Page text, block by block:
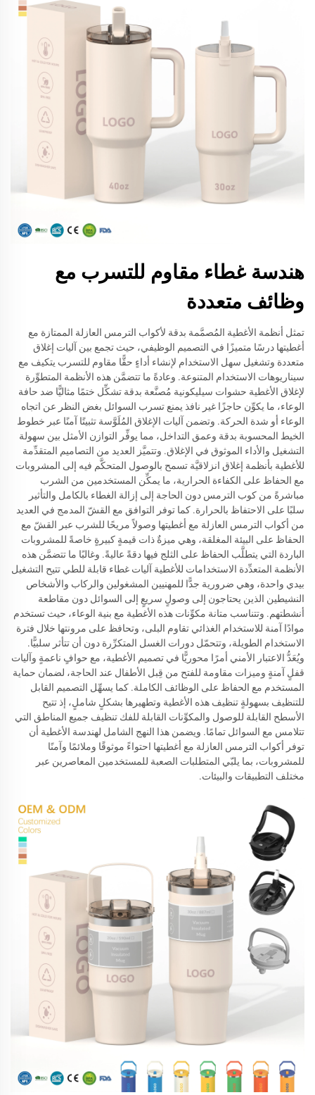
هندسة غطاء مقاوم للتسرب مع
وظائف متعددة
تمثل أنظمة الأغطية المُصمَّمة بدقة لأكواب الترمس العازلة الممتازة مع
أغطيتها درسًا متميزًا في التصميم الوظيفي، حيث تجمع بين آليات إغلاق
متعددة وتشغيل سهل الاستخدام لإنشاء أداءٍ حقًّا مقاوم للتسرب يتكيف مع
سيناريوهات الاستخدام المتنوعة. وعادةً ما تتضمَّن هذه الأنظمة المتطوِّرة
لإغلاق الأغطية حشوات سيليكونية مُصنَّعة بدقة تشكِّل ختمًا مثاليًّا ضد حافة
الوعاء، ما يكوِّن حاجزًا غير نافذ يمنع تسرب السوائل بغض النظر عن اتجاه
الوعاء أو شدة الحركة. وتضمن آليات الإغلاق المُلَوَّسة تثبيتًا آمنًا عبر خطوط
الخيط المحسوبة بدقة وعمق التداخل، مما يوفِّر التوازن الأمثل بين سهولة
التشغيل والأداء الموثوق في الإغلاق. وتتميَّز العديد من التصاميم المتقدِّمة
للأغطية بأنظمة إغلاق انزلاقيَّة تسمح بالوصول المتحكَّم فيه إلى المشروبات
مع الحفاظ على الكفاءة الحرارية، ما يمكِّن المستخدمين من الشرب
مباشرةً من كوب الترمس دون الحاجة إلى إزالة الغطاء بالكامل والتأثير
سلبًا على الاحتفاظ بالحرارة. كما توفر التوافق مع القشّ المدمج في العديد
من أكواب الترمس العازلة مع أغطيتها وصولاً مريحًا للشرب عبر القشّ مع
الحفاظ على البيئة المغلقة، وهي ميزةٌ ذات قيمةٍ كبيرةٍ خاصةً للمشروبات
الباردة التي يتطلَّب الحفاظ على الثلج فيها دقةً عاليةً. وغالبًا ما تتضمَّن هذه
الأنظمة المتعدِّدة الاستخدامات للأغطية آليات غطاء قابلة للطي تتيح التشغيل
بيدي واحدة، وهي ضرورية جدًّا للمهنيين المشغولين والركاب والأشخاص
النشيطين الذين يحتاجون إلى وصولٍ سريعٍ إلى السوائل دون مقاطعة
أنشطتهم. وتتناسب متانة مكوِّنات هذه الأغطية مع بنية الوعاء، حيث تستخدم
موادًا آمنة للاستخدام الغذائي تقاوم البلى، وتحافظ على مرونتها خلال فترة
الاستخدام الطويلة، وتتحمّل دورات الغسل المتكرِّرة دون أن تتأثر سلبيًّا.
ويُعَدُّ الاعتبار الأمني أمرًا محوريًّا في تصميم الأغطية، مع حوافٍ ناعمةٍ وآليات
قفلٍ آمنةٍ وميزات مقاومة للفتح من قِبل الأطفال عند الحاجة، لضمان حماية
المستخدم مع الحفاظ على الوظائف الكاملة. كما يسهِّل التصميم القابل
للتنظيف بسهولةٍ تنظيف هذه الأغطية وتطهيرها بشكلٍ شاملٍ، إذ تتيح
الأسطح القابلة للوصول والمكوِّنات القابلة للفك تنظيف جميع المناطق التي
تتلامس مع السوائل تمامًا. ويضمن هذا النهج الشامل لهندسة الأغطية أن
توفر أكواب الترمس العازلة مع أغطيتها احتواءً موثوقًا وملائمًا وآمنًا
للمشروبات، بما يلبّي المتطلبات الصعبة للمستخدمين المعاصرين عبر
مختلف التطبيقات والبيئات.